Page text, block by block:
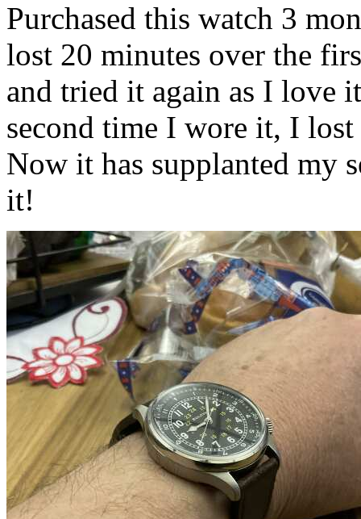
Purchased this watch 3
lost 20 minutes over the
and tried it again as I love
second time I wore it, I
Now it has supplanted my
it!